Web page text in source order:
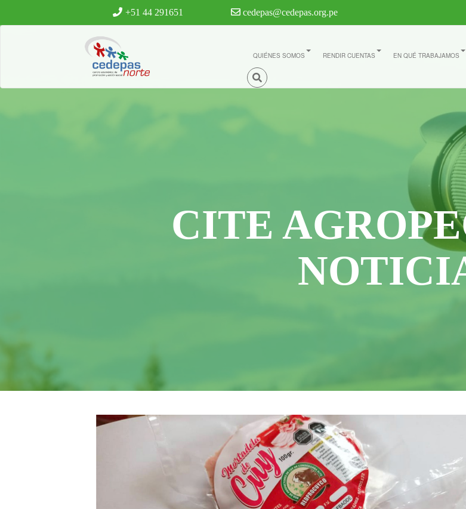
+51 44 291651 cedepas@cedepas.org.pe
QUIÉNES SOMOS RENDIR CUENTAS EN QUÉ TRABAJAMOS
CITE